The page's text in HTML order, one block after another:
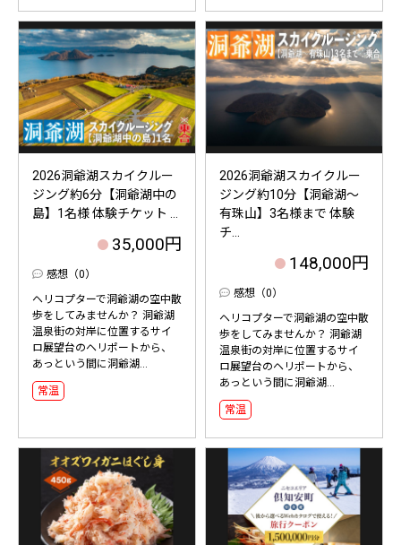
2026洞爺湖スカイクルー
ジング約6分【洞爺湖中の
島】1名様 体験チケット ...
35,000円
感想（0）
ヘリコプターで洞爺湖の空中散
歩をしてみませんか？ 洞爺湖
温泉街の対岸に位置するサイ
ロ展望台のヘリポートから、
あっという間に洞爺湖...
常温
2026洞爺湖スカイクルー
ジング約10分【洞爺湖～
有珠山】3名様まで 体験
チ...
148,000円
感想（0）
ヘリコプターで洞爺湖の空中散
歩をしてみませんか？ 洞爺湖
温泉街の対岸に位置するサイ
ロ展望台のヘリポートから、
あっという間に洞爺湖...
常温